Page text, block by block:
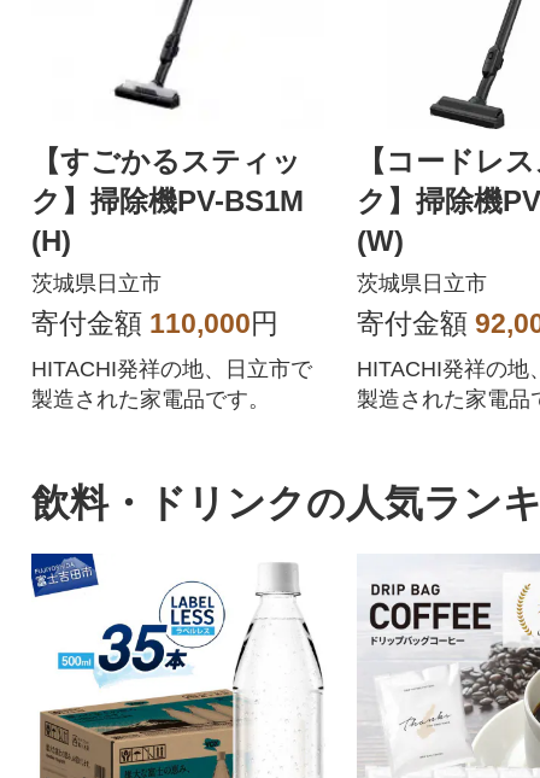
【すごかるスティッ
ク】掃除機PV-BS1M
(H)
茨城県日立市
寄付金額 110,000円
HITACHI発祥の地、日立市で
製造された家電品です。
【コードレ
ク】掃除機
(W)
茨城県日立市
寄付金額
HITACHI発祥の地
製造された家電品
飲料・ドリンクの人気ラン